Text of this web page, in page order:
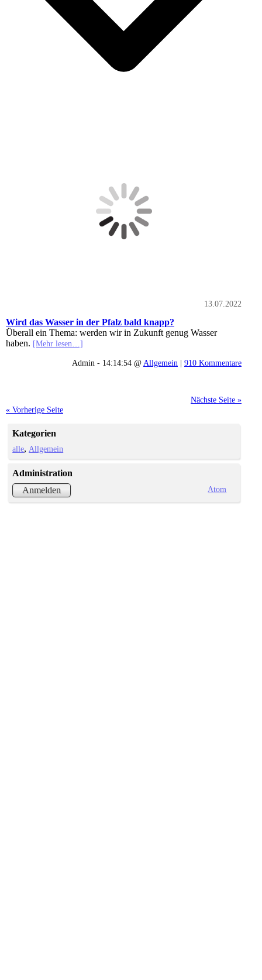
13.07.2022
Wird das Wasser in der Pfalz bald knapp?
Überall ein Thema: werden wir in Zukunft genug Wasser
haben. [Mehr lesen…]
Admin - 14:14:54 @ Allgemein | 910 Kommentare
Nächste Seite »
« Vorherige Seite
Kategorien
alle Allgemein
Administration
Anmelden
Atom